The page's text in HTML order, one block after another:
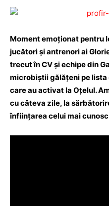
Moment emoţionat pentru
jucători şi antrenori ai
trecut în CV şi echipe din
microbiştii gălăţeni pe
care au activat la Oţelul.
cu câteva zile, la
înfiinţarea celui mai